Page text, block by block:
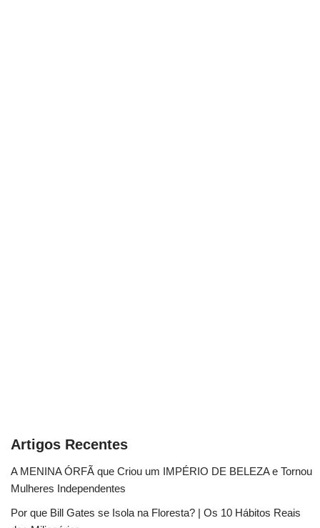
Artigos Recentes
A MENINA ÓRFÃ que Criou um IMPÉRIO DE BELEZA e Tornou
Mulheres Independentes
Por que Bill Gates se Isola na Floresta? | Os 10 Hábitos Reais